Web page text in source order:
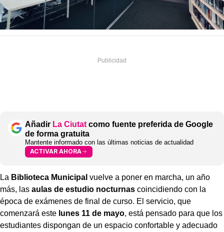
Añadir La Ciutat como fuente preferida de Google
de forma gratuita
Mantente informado con las últimas noticias de actualidad
ACTIVAR AHORA
La Biblioteca Municipal vuelve a poner en marcha, un año
más, las aulas de estudio nocturnas coincidiendo con la
época de exámenes de final de curso. El servicio, que
comenzará este lunes 11 de mayo, está pensado para que los
estudiantes dispongan de un espacio confortable y adecuado